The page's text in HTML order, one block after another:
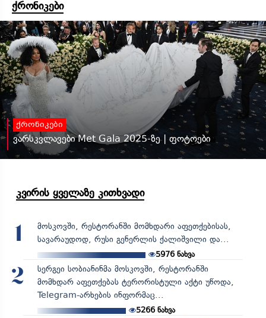
ქრონიკები
ქრონიკები
ვარსკვლავები Met Gala 2025-ზე | ფოტოები
კვირის ყველაზე კითხვადი
1
მოსკოვში, რესტორანში მომხდარი აფეთქებისას,
სავარაუდოდ, რუსი გენერლის ქალიშვილი და...
5976ნახვა
2
სერგეი სობიანინმა მოსკოვში, რესტორანში
მომხდარ აფეთქებას ტერორისტული აქტი უწოდა,
Telegram-არხების ინფორმაც...
5266ნახვა